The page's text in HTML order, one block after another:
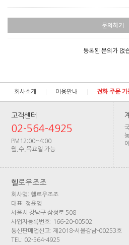
문의하기
등록된 문의가 없
회사소개 이용안내 전화 주문 가
고객센터
02-564-4925
PM12:00~4:00
월,수,목요일 가능
헬로우조조
회사명: 헬로우조조
대표: 정윤영
서울시 강남구 삼성로 508
사업자등록번호: 166-20-00502
통신판매업신고: 제2018-서울강남-00253호
TEL: 02-564-4925